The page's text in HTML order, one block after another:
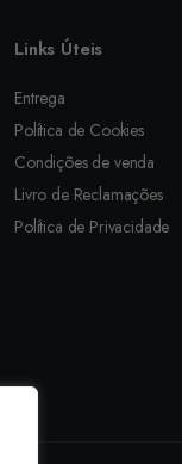
Links Úteis
Entrega
Política de Cookies
Condições de venda
Livro de Reclamações
Política de Privacidade